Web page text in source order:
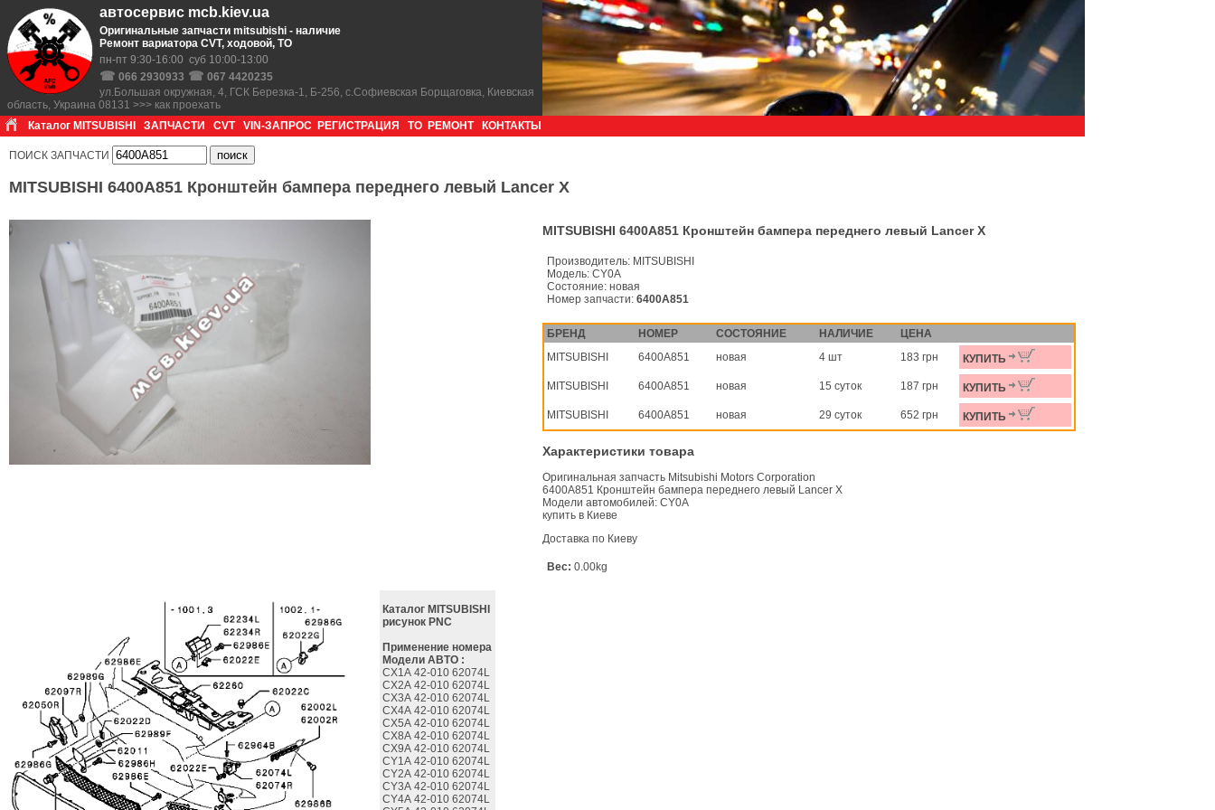
автосервис mcb.kiev.ua
Оригинальные запчасти mitsubishi - наличие
Ремонт вариатора CVT, ходовой, ТО
пн-пт 9:30-16:00 суб 10:00-13:00
☎ 066 2930933 ☎ 067 4420235
ул.Большая окружная, 4, ГСК Березка-1, Б-256, с.Софиевская Борщаговка, Киевская
область, Украина 08131 >>> как проехать
Каталог MITSUBISHI
ЗАПЧАСТИ CVT VIN-ЗАПРОС РЕГИСТРАЦИЯ ТО РЕМОНТ КОНТАКТЫ
ПОИСК ЗАПЧАСТИ
MITSUBISHI 6400A851 Кронштейн бампера переднего левый Lancer X
MITSUBISHI 6400A851 Кронштейн бампера переднего левый Lancer X
Производитель: MITSUBISHI
Модель: CY0A
Состояние: новая
Номер запчасти: 6400A851
БРЕНД НОМЕР СОСТОЯНИЕ НАЛИЧИЕ
ЦЕНА
MITSUBISHI
6400A851 новая 4 шт 183 грн КУПИТЬ
MITSUBISHI 6400A851 новая 15 суток 187 грн КУПИТЬ
MITSUBISHI 6400A851 новая 29 суток 652 грн КУПИТЬ
Характеристики товара
Оригинальная запчасть Mitsubishi Motors Corporation
6400A851 Кронштейн бампера переднего левый Lancer X
Модели автомобилей: CY0A
купить в Киеве
Доставка по Киеву
Вес: 0.00kg
Каталог MITSUBISHI
рисунок PNC
Применение номера
Модели АВТО :
CX1A 42-010 62074L
CX2A 42-010 62074L
CX3A 42-010 62074L
CX4A 42-010 62074L
CX5A 42-010 62074L
CX8A 42-010 62074L
CX9A 42-010 62074L
CY1A 42-010 62074L
CY2A 42-010 62074L
CY3A 42-010 62074L
CY4A 42-010 62074L